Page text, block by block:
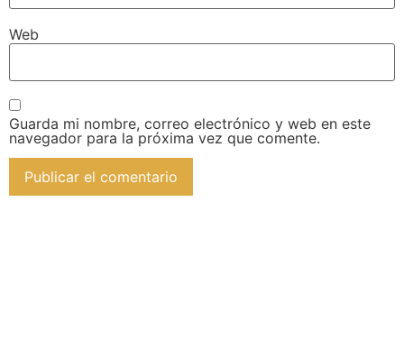
Web
Guarda mi nombre, correo electrónico y web en este
navegador para la próxima vez que comente.